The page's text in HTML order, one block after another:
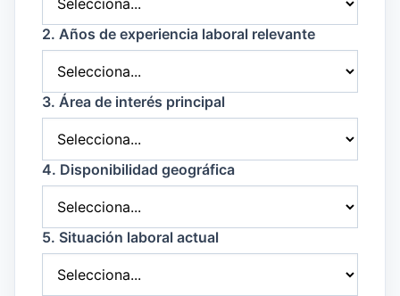
2. Años de experiencia laboral relevante
3. Área de interés principal
4. Disponibilidad geográfica
5. Situación laboral actual